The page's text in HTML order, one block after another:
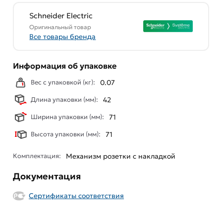
Schneider Electric
Оригинальный товар
Все товары бренда
Информация об упаковке
Вес с упаковкой (кг): 0.07
Длина упаковки (мм): 42
Ширина упаковки (мм): 71
Высота упаковки (мм): 71
Комплектация: Механизм розетки с накладкой
Документация
Сертификаты соответствия